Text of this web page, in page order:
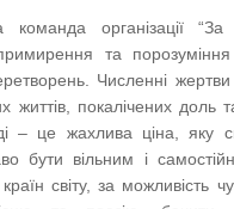
команда організації “За
та
Численні жертви
життів, покалічених
– це жахлива ціна, яку
бути вільним і
світу, за можливість